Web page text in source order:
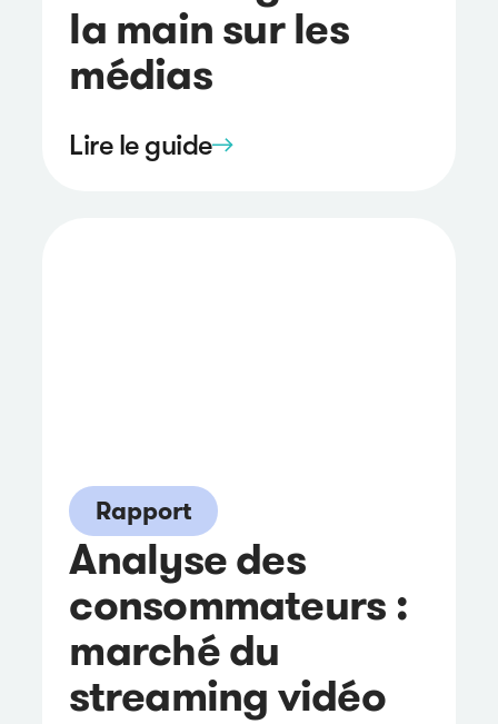
la main sur les
médias
Lire le guide
Rapport
Analyse des
consommateurs :
marché du
streaming vidéo